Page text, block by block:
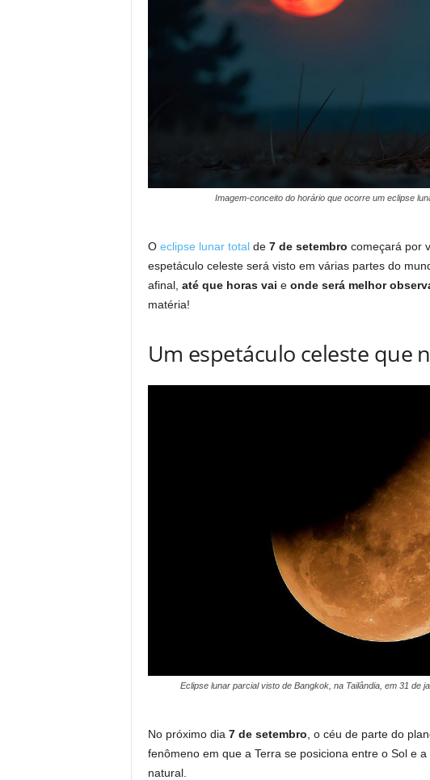
Imagem-conceito do horário que ocorre um eclipse
O eclipse lunar totalde 7 de setembro começará por
espetáculo celeste será visto em várias partes do
afinal, até que horas vai e onde será melhor
matéria!
Um espetáculo celeste que
Eclipse lunar parcial visto de Bangkok, na Tailândia, em 31 de
No próximo dia 7 de setembro , o céu de parte do
fenômeno em que a Terra se posiciona entre o Sol e
natural.